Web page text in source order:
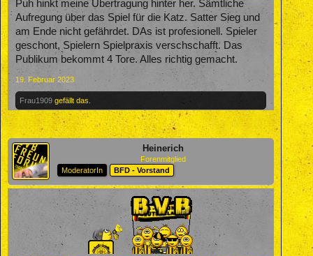
Puh hinkt meine Übertragung hinter her. Sämtliche
Aufregung über das Spiel für die Katz. Satter Sieg und
am Ende nicht gefährdet. DAs ist profesionell. Spieler
geschont, Spielern Spielpraxis verschschafft. Das
Publikum bekommt 4 Tore. Alles richtig gemacht.
19. Februar 2023
Frau1909 gefällt das.
Heinerich
Forenmitglied
ModeratorIn
BFD - Vorstand